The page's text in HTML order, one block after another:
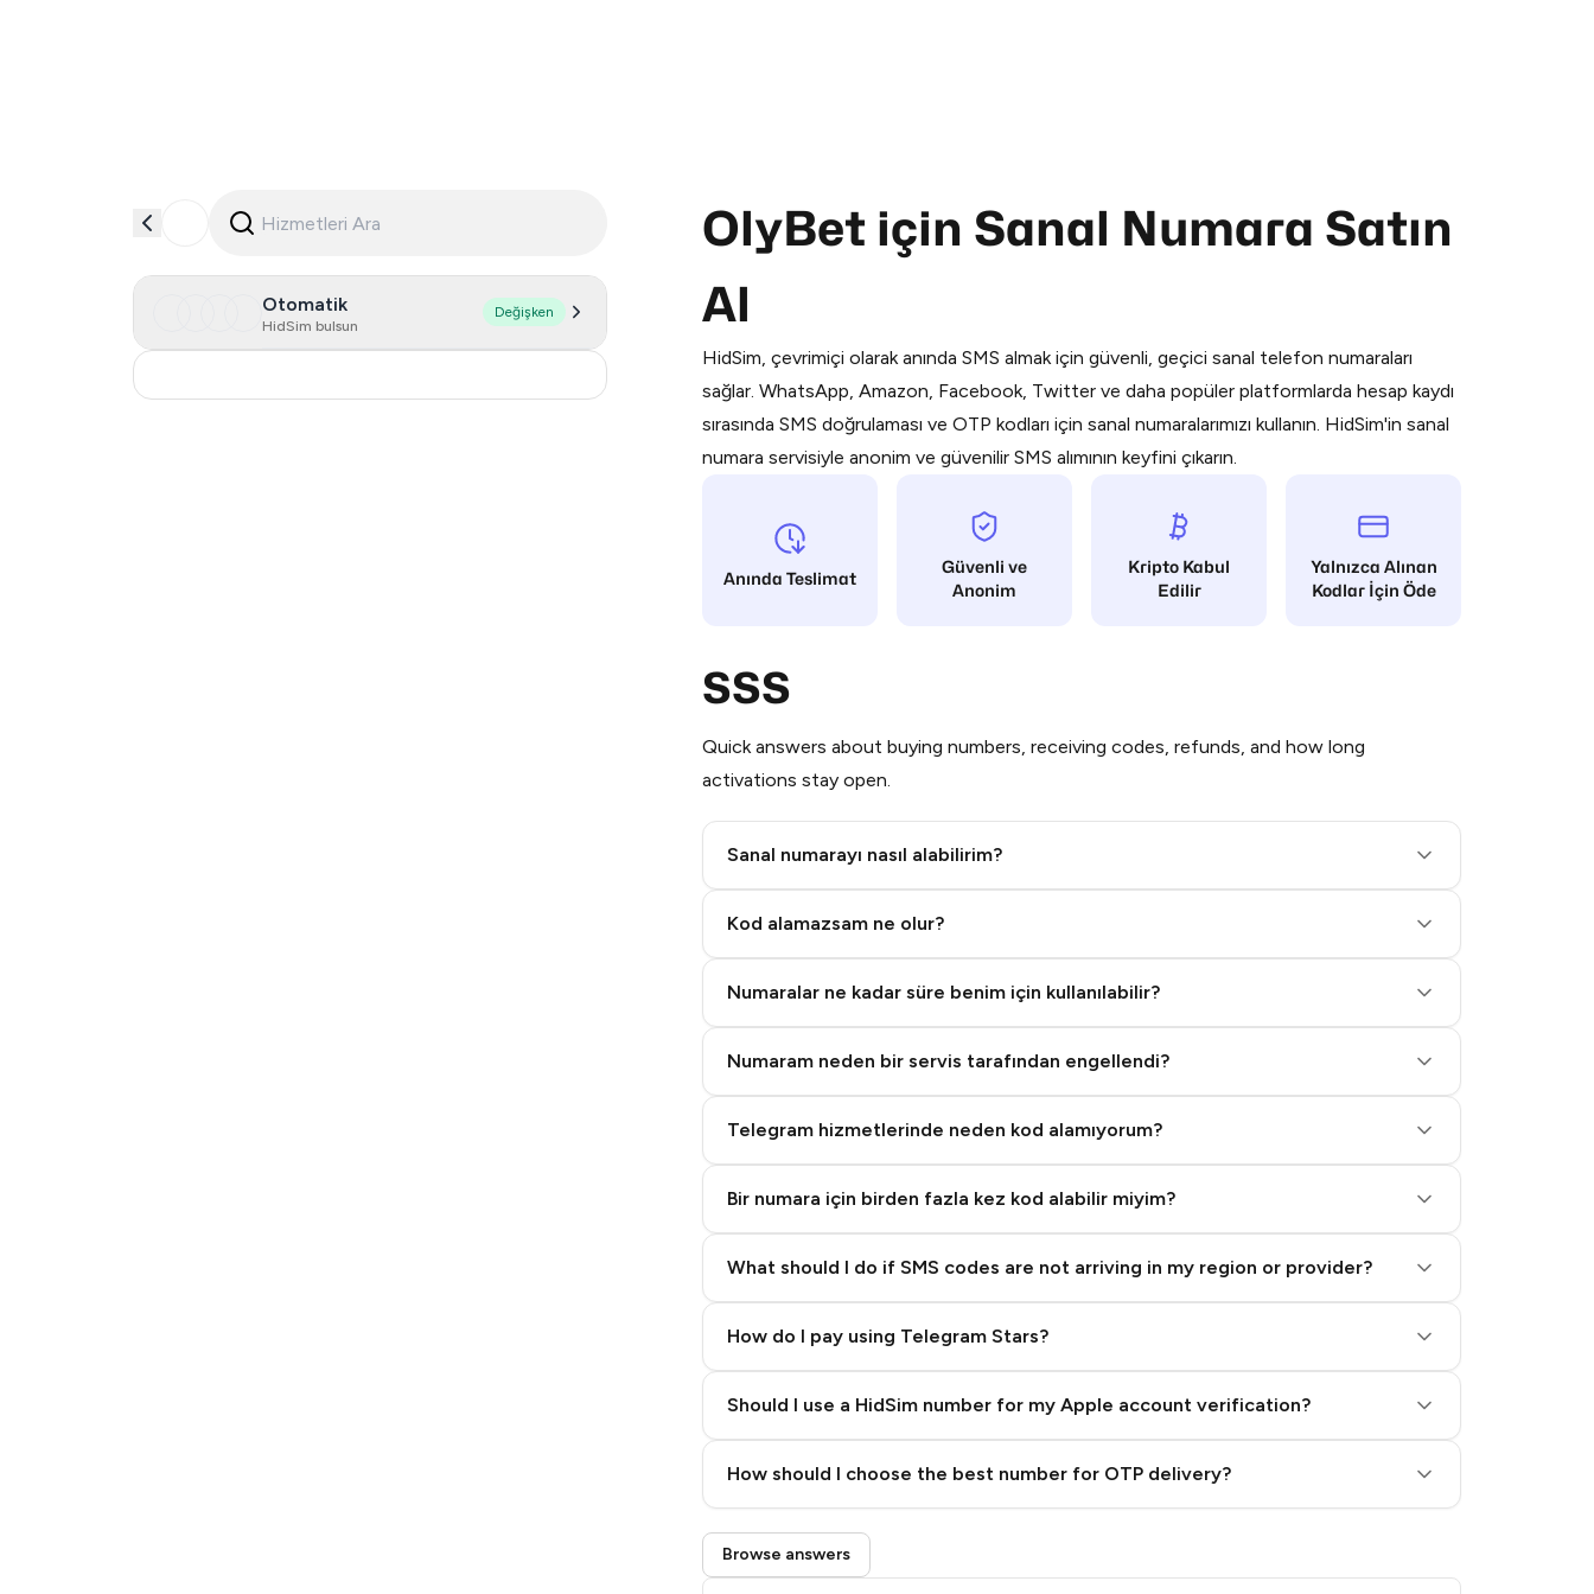
Otomatik
HidSim bulsun
Değişken
OlyBet için Sanal Numara Satın
Al
HidSim, çevrimiçi olarak anında SMS almak için güvenli, geçici sanal telefon numaraları
sağlar. WhatsApp, Amazon, Facebook, Twitter ve daha popüler platformlarda hesap kaydı
sırasında SMS doğrulaması ve OTP kodları için sanal numaralarımızı kullanın. HidSim'in sanal
numara servisiyle anonim ve güvenilir SMS alımının keyfini çıkarın.
Anında Teslimat
Güvenli ve
Anonim
Kripto Kabul
Edilir
Yalnızca Alınan
Kodlar İçin Öde
SSS
Quick answers about buying numbers, receiving codes, refunds, and how long
activations stay open.
Sanal numarayı nasıl alabilirim?
Kod alamazsam ne olur?
Numaralar ne kadar süre benim için kullanılabilir?
Numaram neden bir servis tarafından engellendi?
Telegram hizmetlerinde neden kod alamıyorum?
Bir numara için birden fazla kez kod alabilir miyim?
What should I do if SMS codes are not arriving in my region or provider?
How do I pay using Telegram Stars?
Purchasing credits through Telegram is a simple two-step process:
You purchase Stars via the official
You use those Stars to pay our bot and complete the HidSim credit purchase.
Step 1: Create the order on HidSim
Step 3: Pay our bot with Stars
Should I use a HidSim number for my Apple account verification?
How should I choose the best number for OTP delivery?
Quality High To Low
Browse answers